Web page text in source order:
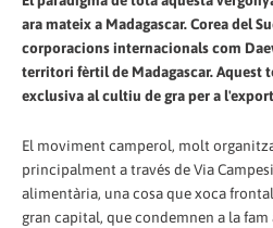
ara mateix a Madagascar. Corea del
corporacions internacionals com
territori fèrtil de Madagascar. Aquest
exclusiva al cultiu de gra per a
El moviment camperol, molt
principalment a través de Via
alimentària, una cosa que xoca
gran capital, que condemnen a la